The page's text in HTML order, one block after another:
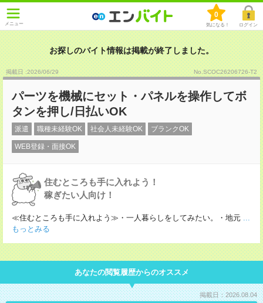
メニュー
0
気になる！ ログイン
お探しのバイト情報は掲載が終了しました。
掲載日 :2026/06/29 No.SCOC26206726-T2
パーツを機械にセット・パネルを操作してボ
タンを押し/日払いOK
派遣 職種未経験OK 社会人未経験OK ブランクOK
WEB登録・面接OK
住むところも手に入れよう！
稼ぎたい人向け！
≪住むところも手に入れよう≫・一人暮らしをしてみたい。・地元 ...
もっとみる
あなたの閲覧履歴からのオススメ
掲載日：2026.08.04